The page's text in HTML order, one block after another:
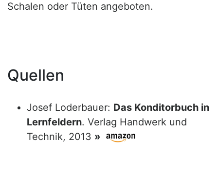
Schalen oder Tüten angeboten.
Quellen
Josef Loderbauer: Das Konditorbuch in
Lernfeldern. Verlag Handwerk und
Technik, 2013 »